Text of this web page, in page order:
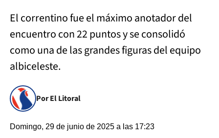
El correntino fue el máximo anotador del
encuentro con 22 puntos y se consolidó
como una de las grandes figuras del equipo
albiceleste.
Por El Litoral
Domingo, 29 de junio de 2025 a las 17:23